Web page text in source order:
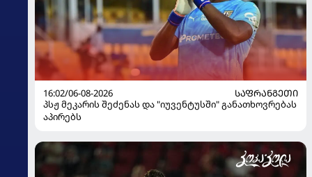
16:02/06-08-2026
ᲡᲐᲤᲠᲐᲜᲒᲔᲗᲘ
პსჟ მეკარის შეძენას და "იუვენტუსში" განათხოვრებას
აპირებს